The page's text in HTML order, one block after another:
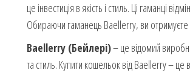
це інвестиція в якість і стиль. Ці гаманці
Обираючи гаманець Baellerry, ви отримуєте
Baellerry (Бейлері)– це відомий
та стиль. Купити кошельок від Baellerry – це